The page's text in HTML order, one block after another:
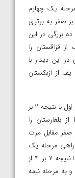
یک چهارم
نهایی مقابل آدم اوزون از ترکیه با نتیجه ۸ بر صفر به برتری
بزرگی در این
از قزاقستان را
این دیدار با
یف از ازبکستان
در وزن ۶۰ کیلوگرم سعید اسماعیلی در دور اول با نتیجه ۲ بر
از بلغارستان را
وی در دور دوم با نتیجه ۸ بر صفر مقابل مرت
راهی مرحله یک
چهارم نهایی شد. اسماعیلی در این مرحله با نتیجه ۷ بر ۴ از
به مرحله نیمه